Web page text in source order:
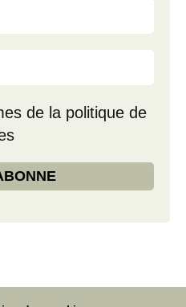
de la politique de